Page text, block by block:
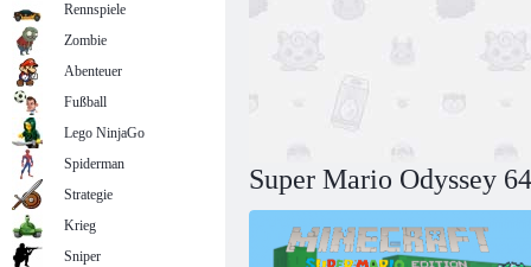
Super Mario Odyssey 64
Rennspiele
Zombie
Abenteuer
Fußball
Lego NinjaGo
Spiderman
Strategie
Krieg
Sniper